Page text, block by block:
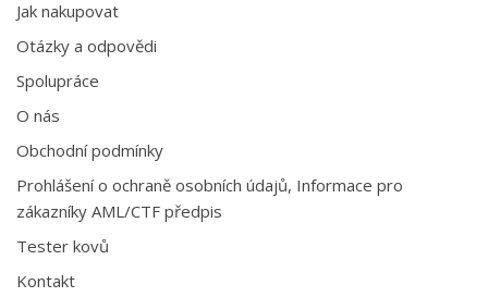
Jak nakupovat
Otázky a odpovědi
Spolupráce
O nás
Obchodní podmínky
Prohlášení o ochraně osobních údajů, Informace pro
zákazníky AML/CTF předpis
Tester kovů
Kontakt